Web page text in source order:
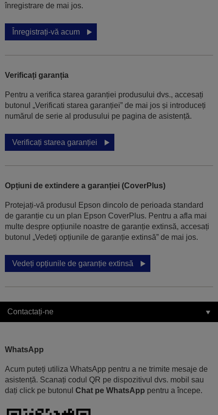
înregistrare de mai jos.
Înregistrați-vă acum
Verificați garanția
Pentru a verifica starea garanției produsului dvs., accesați
butonul „Verificati starea garanției” de mai jos și introduceți
numărul de serie al produsului pe pagina de asistență.
Verificați starea garanției
Opțiuni de extindere a garanției (CoverPlus)
Protejați-vă produsul Epson dincolo de perioada standard
de garanție cu un plan Epson CoverPlus. Pentru a afla mai
multe despre opțiunile noastre de garanție extinsă, accesați
butonul „Vedeți opțiunile de garanție extinsă” de mai jos.
Vedeți opțiunile de garanție extinsă
Contactați-ne
WhatsApp
Acum puteți utiliza WhatsApp pentru a ne trimite mesaje de
asistență. Scanați codul QR pe dispozitivul dvs. mobil sau
dați click pe butonul Chat pe WhatsApp pentru a începe.